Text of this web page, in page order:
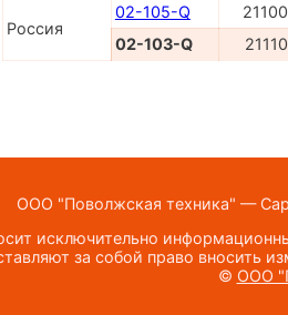
Россия
02-105-Q
02-103-Q
ООО "Поволжская техника" —
исключительно
за собой право вносить
© ООО